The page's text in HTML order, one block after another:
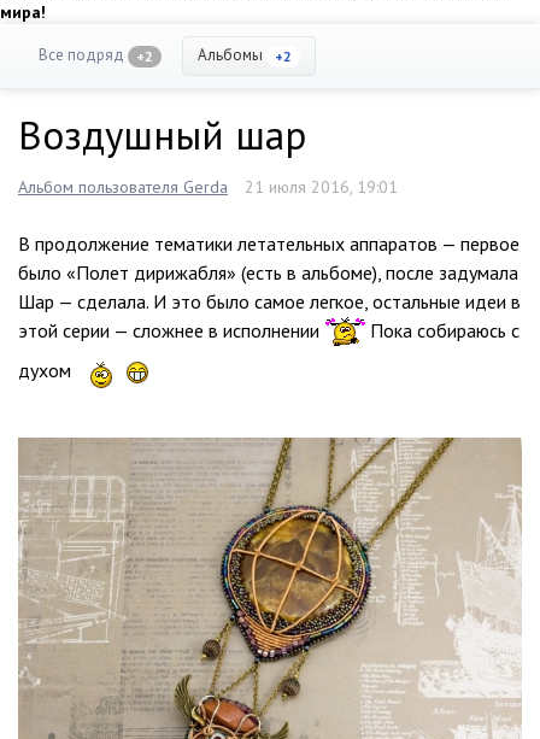
мира!
Все подряд +2 Альбомы +2
Воздушный шар
Альбом пользователя Gerda 21 июля 2016, 19:01
В продолжение тематики летательных аппаратов — первое
было «Полет дирижабля» (есть в альбоме), после задумала
Шар — сделала. И это было самое легкое, остальные идеи в
этой серии — сложнее в исполнении
Пока собираюсь с
духом